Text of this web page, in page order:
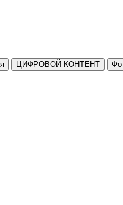
ЦИФРОВОЙ КОНТЕНТ